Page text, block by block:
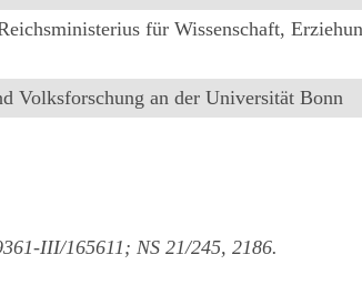
für Wissenschaft,
Volksforschung an der Universität Bonn
III/165611; NS 21/245, 2186.